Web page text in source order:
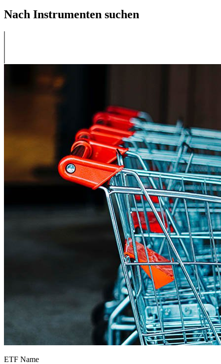
Nach Instrumenten suchen
ETF Name